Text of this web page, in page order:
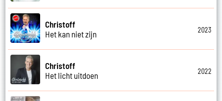
Christoff
Het kan niet zijn
2023
Christoff
Het licht uitdoen
2022